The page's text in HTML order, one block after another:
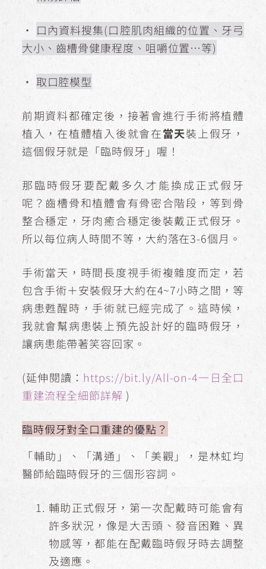
・ 口內資料搜集(口腔肌肉組織的位置、牙弓
大小、齒槽骨健康程度、咀嚼位置…等)
・ 取口腔模型
前期資料都確定後，接著會進行手術將植體
植入，在植體植入後就會在當天裝上假牙，
這個假牙就是「臨時假牙」喔！
那臨時假牙要配戴多久才能換成正式假牙
呢？齒槽骨和植體會有骨密合階段，等到骨
整合穩定，牙肉癒合穩定後裝戴正式假牙。
所以每位病人時間不等，大約落在3-6個月。
手術當天，時間長度視手術複雜度而定，若
包含手術＋安裝假牙大約在4~7小時之間，等
病患甦醒時，手術就已經完成了。這時候，
我就會幫病患裝上預先設計好的臨時假牙，
讓病患能帶著笑容回家。
(延伸閱讀： https://bit.ly/All-on-4一日全口
重建流程全細節詳解 )
臨時假牙對全口重建的優點？
「輔助」、「溝通」、「美觀」，是林虹均
醫師給臨時假牙的三個形容詞。
輔助正式假牙，第一次配戴時可能會有
許多狀況，像是大舌頭、發音困難、異
物感等，都能在配戴臨時假牙時去調整
及適應。